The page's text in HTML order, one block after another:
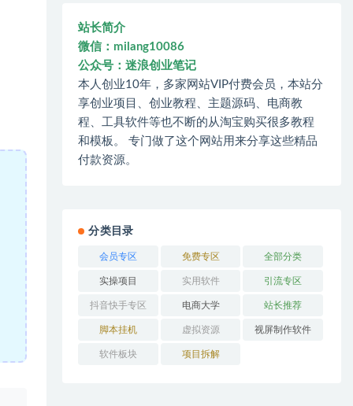
站长简介
微信：milang10086
公众号：迷浪创业笔记
本人创业10年，多家网站VIP付费会员，本站分
享创业项目、创业教程、主题源码、电商教
程、工具软件等也不断的从淘宝购买很多教程
和模板。 专门做了这个网站用来分享这些精品
付款资源。
分类目录
会员专区 免费专区 全部分类
实操项目 实用软件 引流专区
抖音快手专区 电商大学 站长推荐
脚本挂机 虚拟资源 视屏制作软件
软件板块 项目拆解